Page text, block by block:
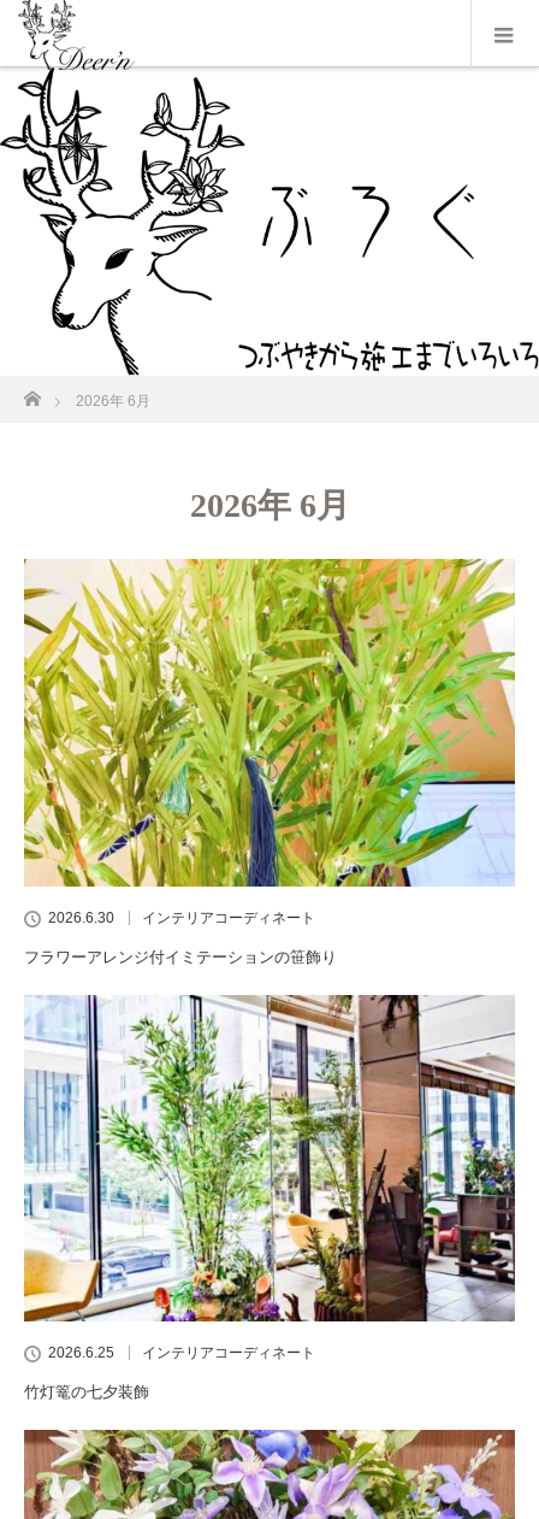
ホーム
2026年 6月
2026年 6月
2026.6.30 インテリアコーディネート
フラワーアレンジ付イミテーションの笹飾り
2026.6.25 インテリアコーディネート
竹灯篭の七夕装飾